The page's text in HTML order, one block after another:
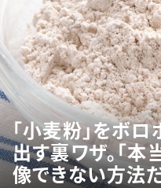
「小麦粉」をボ
出す裏ワザ。「本
像できない方法